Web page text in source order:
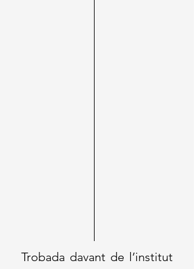
Trobada davant de l’institut